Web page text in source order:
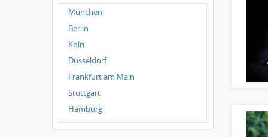
München
Berlin
Köln
Düsseldorf
Frankfurt am Main
Stuttgart
Hamburg
Frankfurt